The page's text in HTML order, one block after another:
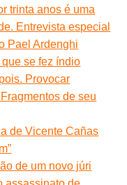
trinta anos é uma
Entrevista especial
Pael Ardenghi
se fez índio
Provocar
de seu
de Vicente Cañas
de um novo júri